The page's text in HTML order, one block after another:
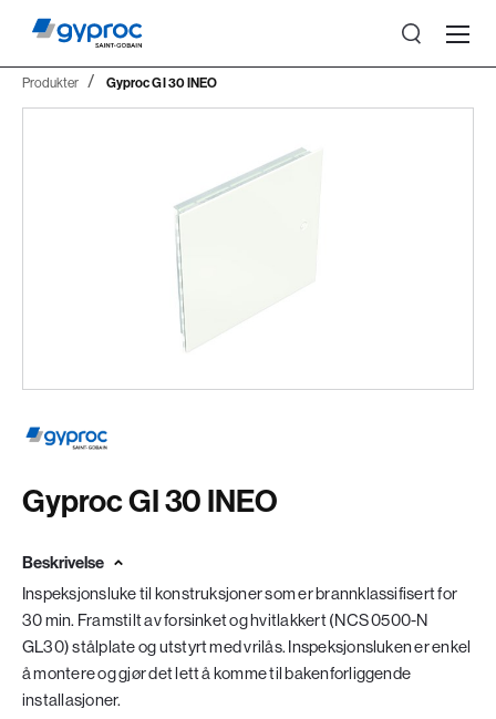
Produkter Gyproc GI 30 INEO
Gyproc GI 30 INEO
Beskrivelse
Inspeksjonsluke til konstruksjoner som er brannklassifisert for
30 min. Framstilt av forsinket og hvitlakkert (NCS 0500-N
GL30) stålplate og utstyrt med vrilås. Inspeksjonsluken er enkel
å montere og gjør det lett å komme til bakenforliggende
installasjoner.